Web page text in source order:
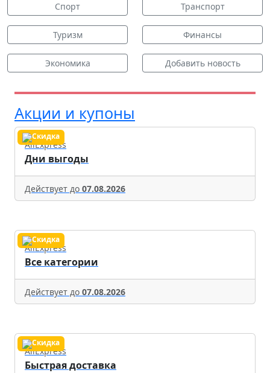
Спорт Транспорт
Туризм Финансы
Экономика Добавить новость
Акции и купоны
AliExpress
Дни выгоды
Действует до 07.08.2026
AliExpress
Все категории
Действует до 07.08.2026
AliExpress
Быстрая доставка